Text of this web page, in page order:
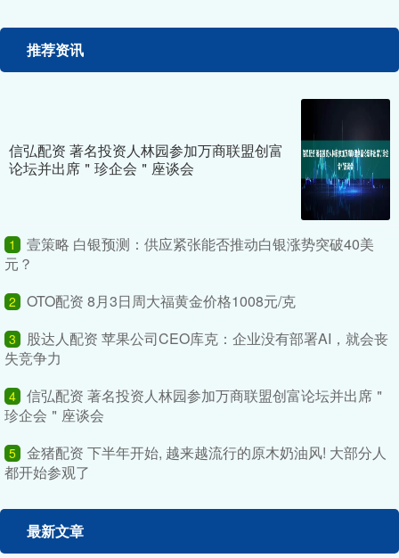
推荐资讯
信弘配资 著名投资人林园参加万商联盟创富
论坛并出席＂珍企会＂座谈会
1
壹策略 白银预测：供应紧张能否推动白银涨势突破40美
元？
2 OTO配资 8月3日周大福黄金价格1008元/克
3
股达人配资 苹果公司CEO库克：企业没有部署AI，就会丧
失竞争力
4 信弘配资 著名投资人林园参加万商联盟创富论坛并出席＂
珍企会＂座谈会
5 金猪配资 下半年开始, 越来越流行的原木奶油风! 大部分人
都开始参观了
最新文章